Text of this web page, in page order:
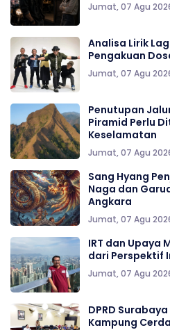
Jumat, 07 Agu
Analisa Lirik
Pengakuan
Jumat, 07 Agu
Penutupan
Piramid Perlu
Keselamatan
Jumat, 07 Agu
Sang Hyang
Naga dan
Angkara
Jumat, 07 Agu
IRT dan Upaya
dari Perspektif
Jumat, 07 Agu
DPRD
Kampung